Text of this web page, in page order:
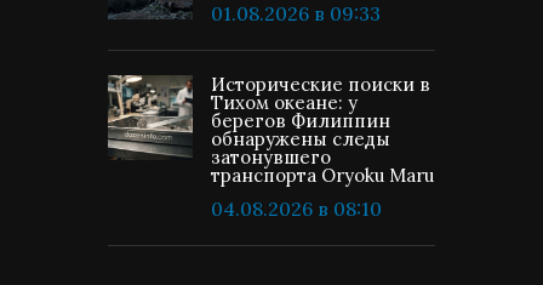
01.08.2026 в 09:33
Исторические поиски в
Тихом океане: у
берегов Филиппин
обнаружены следы
затонувшего
транспорта Oryoku Maru
04.08.2026 в 08:10